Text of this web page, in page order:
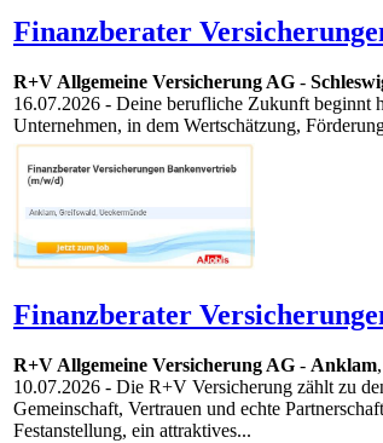
Finanzberater
R+V Allgemeine Versicherung AG -
16.07.2026 - Deine berufliche Zukunft beginnt
Unternehmen, in dem Wertschätzung,
Finanzberater
R+V Allgemeine Versicherung AG - Anklam,
10.07.2026 - Die R+V Versicherung zählt zu
Gemeinschaft, Vertrauen und echte
Festanstellung, ein attraktives...